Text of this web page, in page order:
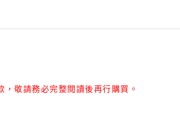
敬請務必完整閱讀後再行購買。